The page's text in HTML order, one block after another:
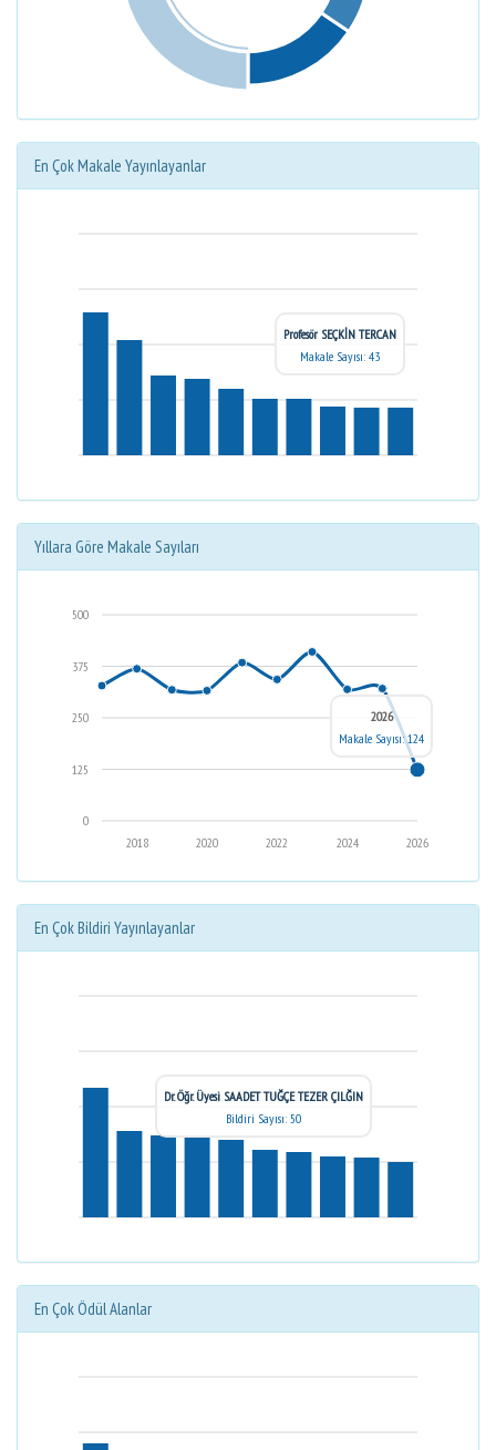
En Çok Makale Yayınlayanlar
Profesör SEÇKİN TERCAN
Makale Sayısı: 43
Yıllara Göre Makale Sayıları
0
125
250
375
500
2026
2024
2022
2020
2018
2026
Makale Sayısı: 124
En Çok Bildiri Yayınlayanlar
Dr. Öğr. Üyesi SAADET TUĞÇE TEZER ÇILĞIN
Bildiri Sayısı: 50
En Çok Ödül Alanlar